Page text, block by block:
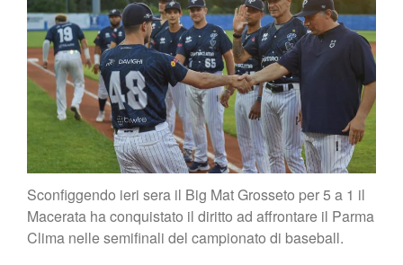
Sconfiggendo ieri sera il Big Mat Grosseto per 5 a 1 il
Macerata ha conquistato il diritto ad affrontare il Parma
Clima nelle semifinali del campionato di baseball.